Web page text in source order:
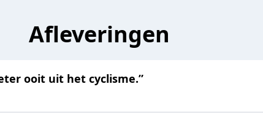
Afleveringen
ooit uit het cyclisme.”